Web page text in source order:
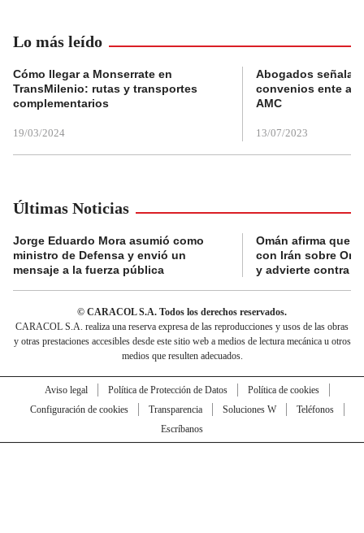
Lo más leído
Cómo llegar a Monserrate en
TransMilenio: rutas y transportes
complementarios
19/03/2024
Abogados
convenios ente
AMC
13/07/2023
Últimas Noticias
Jorge Eduardo Mora asumió como
ministro de Defensa y envió un
mensaje a la fuerza pública
Omán afirma que
con Irán sobre
y advierte contra
© CARACOL S.A. Todos los derechos reservados.
CARACOL S.A. realiza una reserva expresa de las reproducciones y usos de las obras
y otras prestaciones accesibles desde este sitio web a medios de lectura mecánica u otros
medios que resulten adecuados.
Aviso legal Política de Protección de Datos
Política de cookies
Configuración de cookies
Transparencia Soluciones W
Teléfonos
Escríbanos